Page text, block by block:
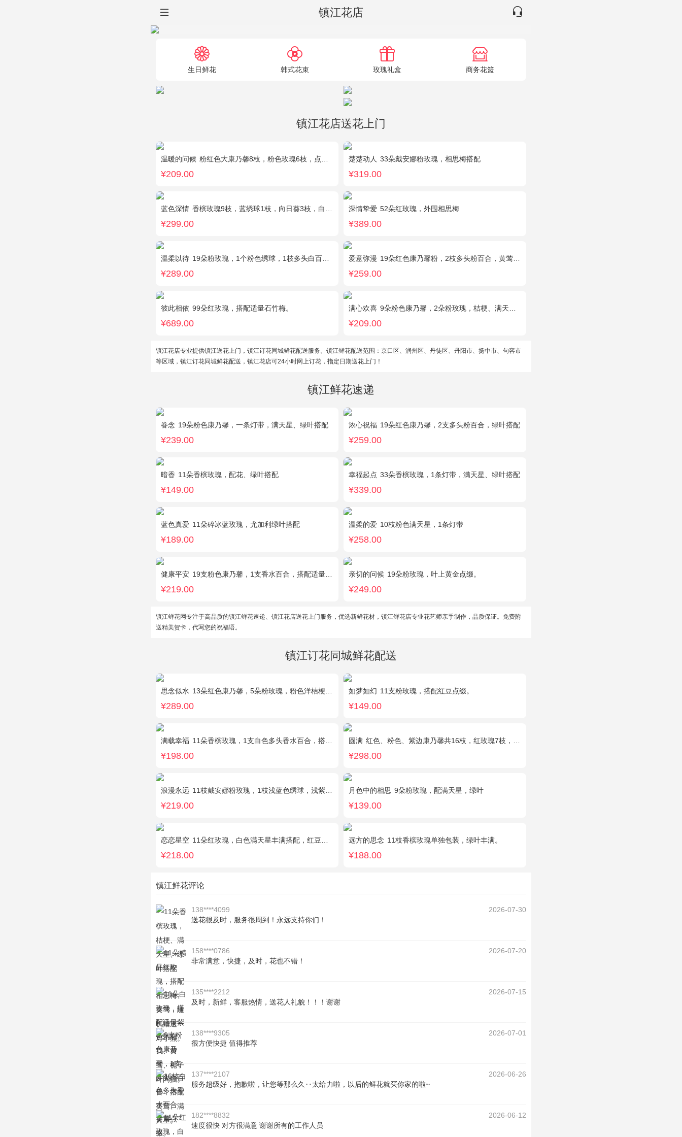
镇江花店
生日鲜花 韩式花束 玫瑰礼盒 商务花篮
镇江花店送花上门
温暖的问候 粉红色大康乃馨8枝，粉色玫瑰6枝，点缀适量黄莺、深山樱和绿叶。
¥209.00
楚楚动人 33朵戴安娜粉玫瑰，相思梅搭配
¥319.00
蓝色深情 香槟玫瑰9枝，蓝绣球1枝，向日葵3枝，白色洋桔梗、大叶尤加利搭配
¥299.00
深情挚爱 52朵红玫瑰，外围相思梅
¥389.00
温柔以待 19朵粉玫瑰，1个粉色绣球，1枝多头白百合，桔梗、满天星、绿叶搭配
¥289.00
爱意弥漫 19朵红色康乃馨粉，2枝多头粉百合，黄莺、石竹梅搭配
¥259.00
彼此相依 99朵红玫瑰，搭配适量石竹梅。
¥689.00
满心欢喜 9朵粉色康乃馨，2朵粉玫瑰，桔梗、满天星、绿叶搭配
¥209.00
镇江花店专业提供镇江送花上门，镇江订花同城鲜花配送服务。镇江鲜花配送范围：京口区、润州区、丹徒区、丹阳市、扬中市、句容市
等区域，镇江订花同城鲜花配送，镇江花店可24小时网上订花，指定日期送花上门！
镇江鲜花速递
眷念 19朵粉色康乃馨，一条灯带，满天星、绿叶搭配
¥239.00
浓心祝福 19朵红色康乃馨，2支多头粉百合，绿叶搭配
¥259.00
暗香 11朵香槟玫瑰，配花、绿叶搭配
¥149.00
幸福起点 33朵香槟玫瑰，1条灯带，满天星、绿叶搭配
¥339.00
蓝色真爱 11朵碎冰蓝玫瑰，尤加利绿叶搭配
¥189.00
温柔的爱 10枝粉色满天星，1条灯带
¥258.00
健康平安 19支粉色康乃馨，1支香水百合，搭配适量石竹梅、黄莺。
¥219.00
亲切的问候 19朵粉玫瑰，叶上黄金点缀。
¥249.00
镇江鲜花网专注于高品质的镇江鲜花速递、镇江花店送花上门服务，优选新鲜花材，镇江鲜花店专业花艺师亲手制作，品质保证。免费附
送精美贺卡，代写您的祝福语。
镇江订花同城鲜花配送
思念似水 13朵红色康乃馨，5朵粉玫瑰，粉色洋桔梗、红豆、尤加利搭配
¥289.00
如梦如幻 11支粉玫瑰，搭配红豆点缀。
¥149.00
满载幸福 11朵香槟玫瑰，1支白色多头香水百合，搭配桔梗、黄莺。
¥198.00
圆满 红色、粉色、紫边康乃馨共16枝，红玫瑰7枝，粉色多头香水百合2枝，粉桔梗、叶上黄金、绿叶搭配。（如紫边康乃馨缺货，默认用其他颜色替代）
¥298.00
浪漫永远 11枝戴安娜粉玫瑰，1枝浅蓝色绣球，浅紫洋桔梗、栀子叶搭配
¥219.00
月色中的相思 9朵粉玫瑰，配满天星，绿叶
¥139.00
恋恋星空 11朵红玫瑰，白色满天星丰满搭配，红豆点缀，一条灯带，搭配2只小熊
¥218.00
远方的思念 11枝香槟玫瑰单独包装，绿叶丰满。
¥188.00
镇江鲜花评论
138****4099
2026-07-30
送花很及时，服务很周到！永远支持你们！
158****0786
2026-07-20
非常满意，快捷，及时，花也不错！
135****2212
2026-07-15
及时，新鲜，客服热情，送花人礼貌！！！谢谢
138****9305
2026-07-01
很方便快捷 值得推荐
137****2107
2026-06-26
服务超级好，抱歉啦，让您等那么久‥太给力啦，以后的鲜花就买你家的啦~
182****8832
2026-06-12
速度很快 对方很满意 谢谢所有的工作人员